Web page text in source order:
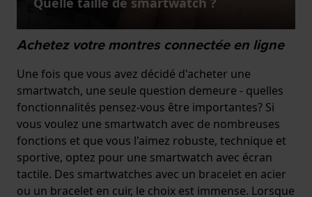
Achetez votre montres connectée en ligne
Une fois que vous avez décidé d'acheter une
smartwatch, une seule question demeure - quelles
fonctionnalités pensez-vous être importantes? Si
vous voulez une smartwatch avec de nombreuses
fonctions et que vous l'aimez robuste, technique et
sportive, optez pour une smartwatch avec écran
tactile. Des smartwatches avec un bracelet en acier
ou un bracelet en cuir, le choix est immense. Lorsque